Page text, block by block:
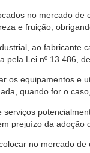
no mercado
e fruição,
ao fabricante
Lei nº 13.486,
os equipamentos e
quando for o
prejuízo da adoção
no mercado